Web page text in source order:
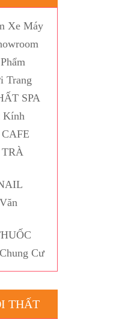
Xe Máy
Trang
SPA
Kính
Cư
THẤT